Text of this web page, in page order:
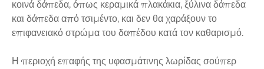
κοινά δάπεδα, όπως κεραμικά πλακάκια, ξύλινα δάπεδα
και δάπεδα από τσιμέντο, και δεν θα χαράξουν το
επιφανειακό στρώμα του δαπέδου κατά τον καθαρισμό.
Η περιοχή επαφής της υφασμάτινης λωρίδας σούπερ